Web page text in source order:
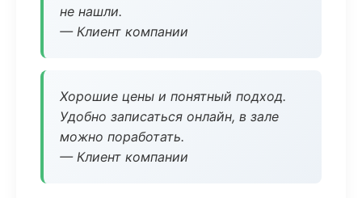
не нашли.
— Клиент компании
Хорошие цены и понятный подход.
Удобно записаться онлайн, в зале
можно поработать.
— Клиент компании